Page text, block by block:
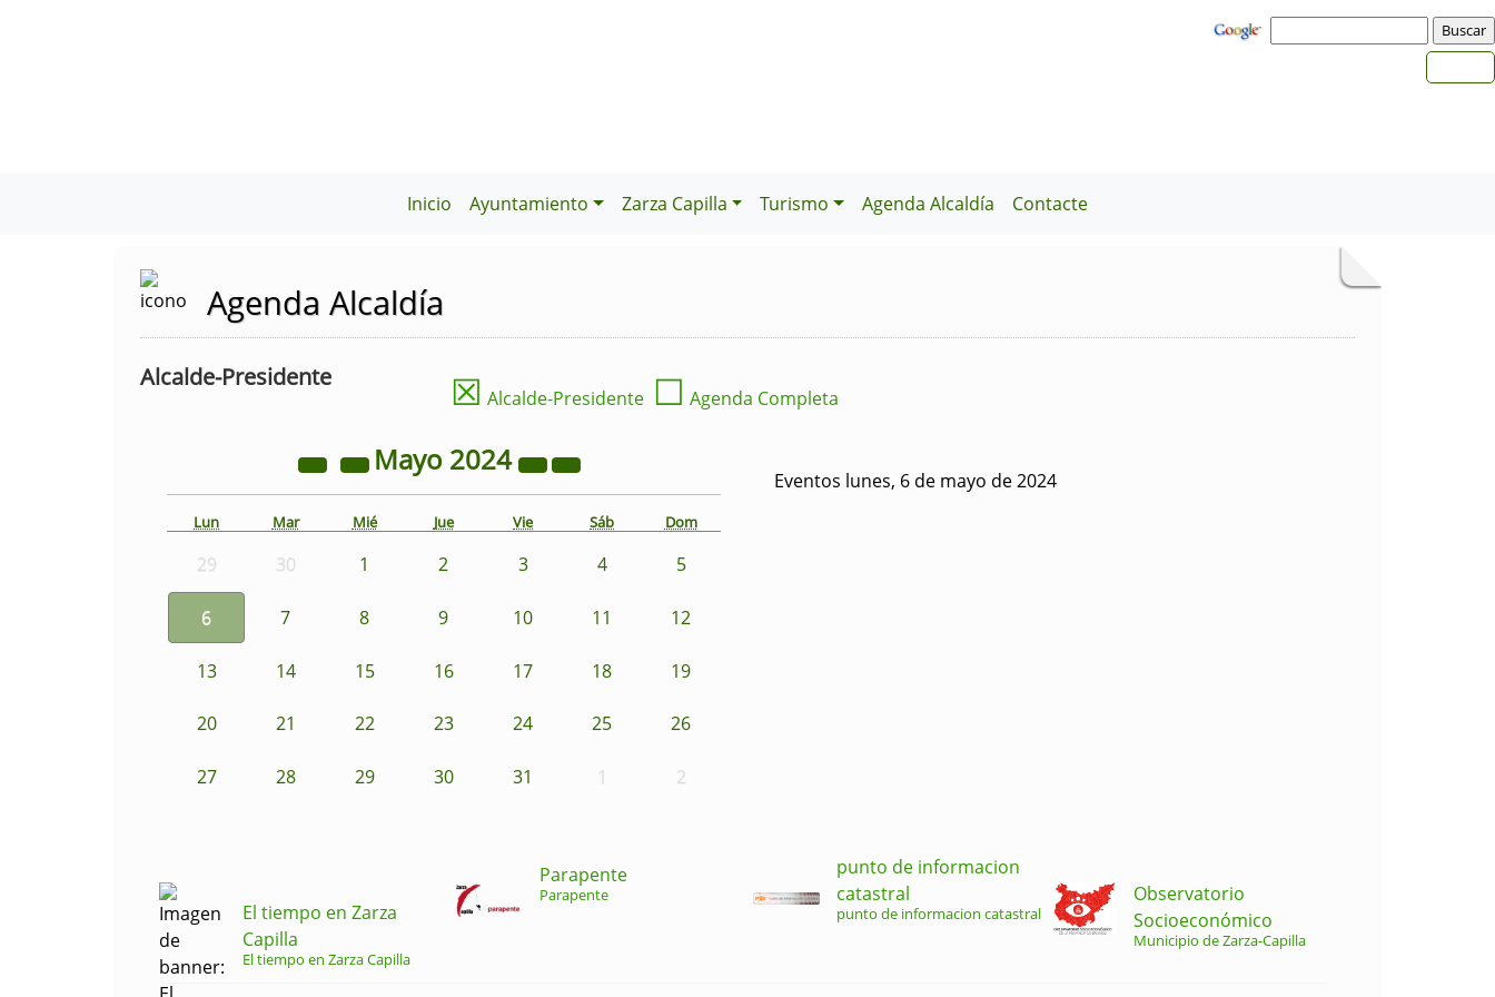
Inicio Ayuntamiento Zarza Capilla Turismo Agenda Alcaldía Contacte
Agenda Alcaldía
Alcalde-Presidente ☒ Alcalde-Presidente ☐ Agenda Completa
Mayo 2024
Lun Mar Mié Jue Vie Sáb Dom
29 30 1 2 3 4 5
6 7 8 9 10 11 12
13 14 15 16 17 18 19
20 21 22 23 24 25 26
27 28 29 30 31 1 2
Eventos lunes, 6 de mayo de 2024
El tiempo en Zarza
Capilla
El tiempo en Zarza Capilla
Parapente
Parapente
punto de informacion
catastral
punto de informacion catastral
Observatorio
Socioeconómico
Municipio de Zarza-Capilla